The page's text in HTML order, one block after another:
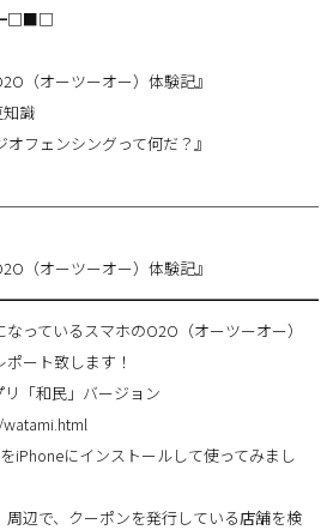
（オーツーオー）体験記』
識
オフェンシングって何だ？』
（オーツーオー）体験記』
っているスマホのO2O（オーツーオー）
ート致します！
「和民」バージョン
iPhoneにインストールして使ってみまし
辺で、クーポンを発行している店舗を検